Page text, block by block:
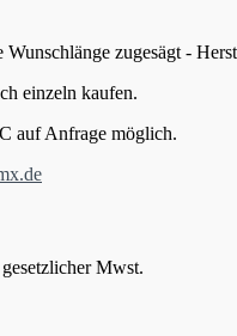
zugesägt -
einzeln kaufen.
auf Anfrage möglich.
Mwst.